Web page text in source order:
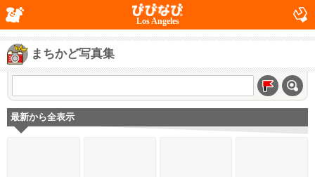
Los Angeles
まちかど写真集
最新から全表示